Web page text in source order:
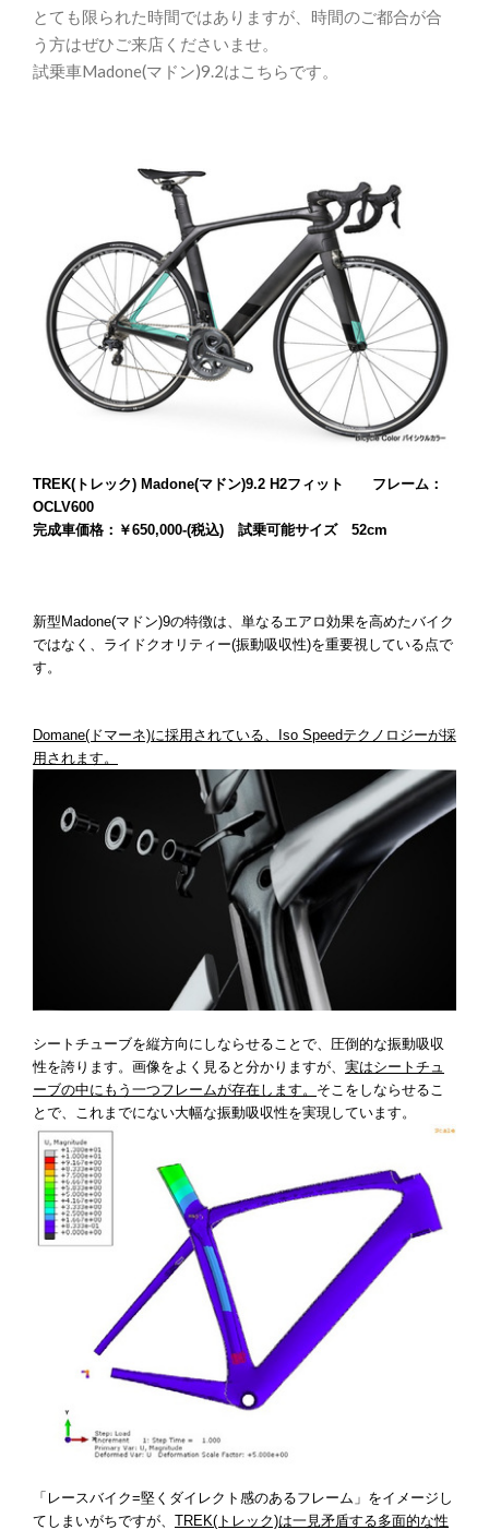
とても限られた時間ではありますが、時間のご都合が合
う方はぜひご来店くださいませ。
試乗車Madone(マドン)9.2はこちらです。
TREK(トレック) Madone(マドン)9.2 H2フィット フレーム：
OCLV600
完成車価格：￥650,000-(税込) 試乗可能サイズ 52cm
新型Madone(マドン)9の特徴は、単なるエアロ効果を高めたバイク
ではなく、ライドクオリティー(振動吸収性)を重要視している点で
す。
Domane(ドマーネ)に採用されている、Iso Speedテクノロジーが採
用されます。
シートチューブを縦方向にしならせることで、圧倒的な振動吸収
性を誇ります。画像をよく見ると分かりますが、 実はシートチュ
ーブの中にもう一つフレームが存在します。 そこをしならせるこ
とで、これまでにない大幅な振動吸収性を実現しています。
「レースバイク=堅くダイレクト感のあるフレーム」をイメージし
てしまいがちですが、 TREK(トレック)は一見矛盾する多面的な性